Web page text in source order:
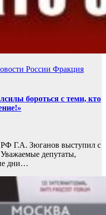
России Фракция
бороться с теми, кто
Г.А. Зюганов выступил с
депутаты,
дни…